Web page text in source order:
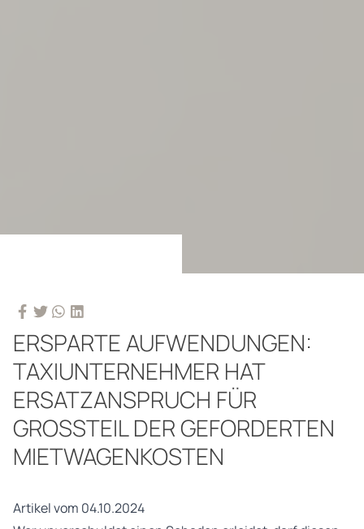
ERSPARTE AUFWENDUNGEN:
TAXIUNTERNEHMER HAT
ERSATZANSPRUCH FÜR
GROSSTEIL DER GEFORDERTEN M
IETWAGENKOSTEN
Artikel vom 04.10.2024